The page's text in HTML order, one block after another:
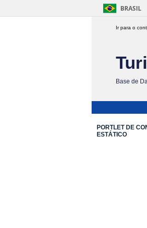
BRASIL
Ir para o
Base de
PORTLET DE
ESTÁTICO